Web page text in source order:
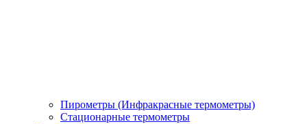
Пирометры (Инфракрасные термометры)
Стационарные термометры